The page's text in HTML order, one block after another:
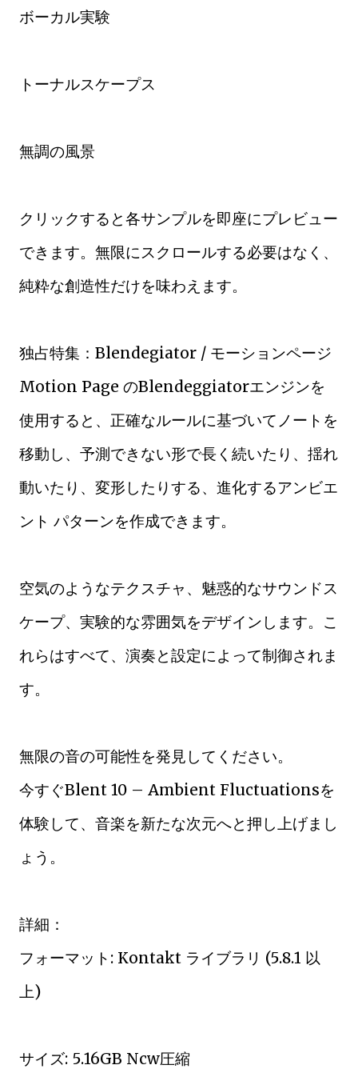
ボーカル実験
トーナルスケープス
無調の風景
クリックすると各サンプルを即座にプレビュー
できます。無限にスクロールする必要はなく、
純粋な創造性だけを味わえます。
独占特集：Blendegiator / モーションページ
Motion Page のBlendeggiatorエンジンを
使用すると、正確なルールに基づいてノートを
移動し、予測できない形で長く続いたり、揺れ
動いたり、変形したりする、進化するアンビエ
ント パターンを作成できます。
空気のようなテクスチャ、魅惑的なサウンドス
ケープ、実験的な雰囲気をデザインします。こ
れらはすべて、演奏と設定によって制御されま
す。
無限の音の可能性を発見してください。
今すぐBlent 10 – Ambient Fluctuationsを
体験して、音楽を新たな次元へと押し上げまし
ょう。
詳細：
フォーマット: Kontakt ライブラリ (5.8.1 以
上)
サイズ: 5.16GB Ncw圧縮